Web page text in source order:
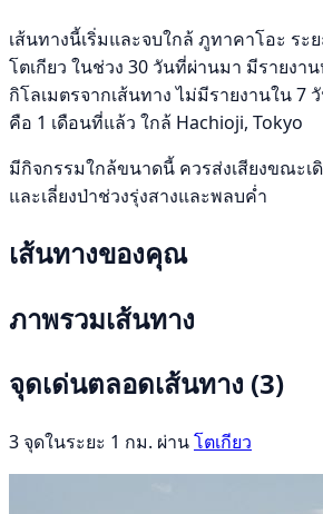
เส้นทางนี้เริ่มและจบใกล้ ภูทาคาโอะ ระ
โตเกียว ในช่วง 30 วันที่ผ่านมา มีรายงา
กิโลเมตรจากเส้นทาง ไม่มีรายงานใน 7
คือ 1 เดือนที่แล้ว ใกล้ Hachioji, Tokyo
มีกิจกรรมใกล้ขนาดนี้ ควรส่งเสียงขณะเ
และเลี่ยงป่าช่วงรุ่งสางและพลบค่ำ
เส้นทางของคุณ
ภาพรวมเส้นทาง
จุดเด่นตลอดเส้นทาง (3)
3 จุดในระยะ 1 กม. ผ่านโตเกียว